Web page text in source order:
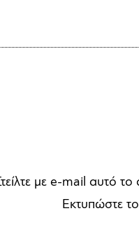
με e-mail αυτό
Εκτυπώστε